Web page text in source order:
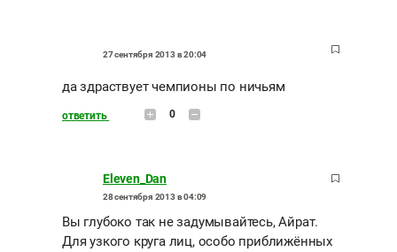
27 сентября 2013 в 20:04
да здраствует чемпионы по ничьям
ответить 0
Eleven_Dan
28 сентября 2013 в 04:09
Вы глубоко так не задумывайтесь, Айрат.
Для узкого круга лиц, особо приближённых